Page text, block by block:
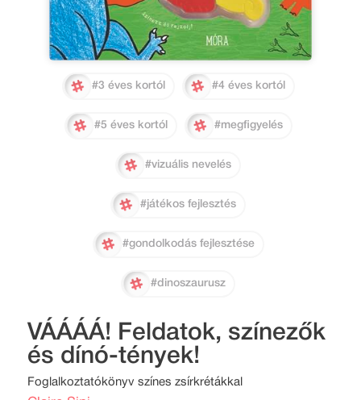
#3 éves kortól #4 éves kortól
#5 éves kortól #megfigyelés
#vizuális nevelés
#játékos fejlesztés
#gondolkodás fejlesztése
#dinoszaurusz
VÁÁÁÁ! Feldatok, színezők
és dínó-tények!
Foglalkoztatókönyv színes zsírkrétákkal